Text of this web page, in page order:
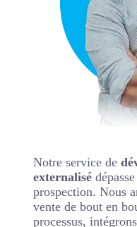
Notre service de
externalisé
prospection. Nous
vente de bout en
processus,